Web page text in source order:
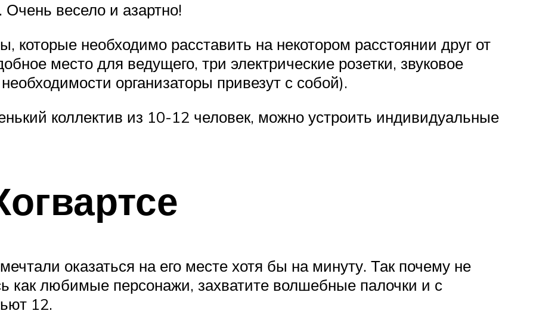
Очень весело и азартно!
которые необходимо расставить на некотором расстоянии друг от
место для ведущего, три электрические розетки, звуковое
организаторы привезут с собой).
коллектив из 10-12 человек, можно устроить индивидуальные
оказаться на его месте хотя бы на минуту. Так почему не
как любимые персонажи, захватите волшебные палочки и с
12.